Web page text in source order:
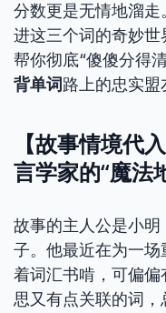
分数更是无情地溜
进这三个词的奇妙世
帮你彻底“傻傻分得
背单词路上的忠实盟
【故事情境代
言学家的“魔法
故事的主人公是小
子。他最近在为一
着词汇书啃，可偏
思又有点关联的词